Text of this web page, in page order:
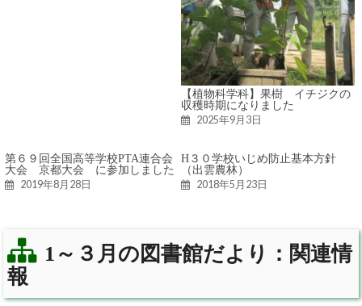
【植物科学科】果樹 イチジクの
収穫時期になりました
2025年9月3日
第６９回全国高等学校PTA連合会
大会 京都大会 に参加しました
2019年8月28日
H３０学校いじめ防止基本方針
（出雲農林）
2018年5月23日
1～３月の図書館だより：関連情
報